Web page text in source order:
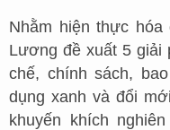
Nhằm hiện thực
Lương đề xuất 5 giải
chế, chính sách,
dụng xanh và đổi
khuyến khích